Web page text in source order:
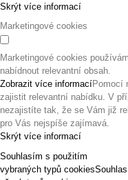
Skrýt více informací
Marketingové cookies
Marketingové cookies
nabídnout relevantní obsah.
Zobrazit více informacíPomocí
zajistit relevantní nabídku. V
nezajistíte tak, že se Vám již
pro Vás nejspíše zajímavá.
Skrýt více informací
Souhlasím s použitím
vybraných typů cookies